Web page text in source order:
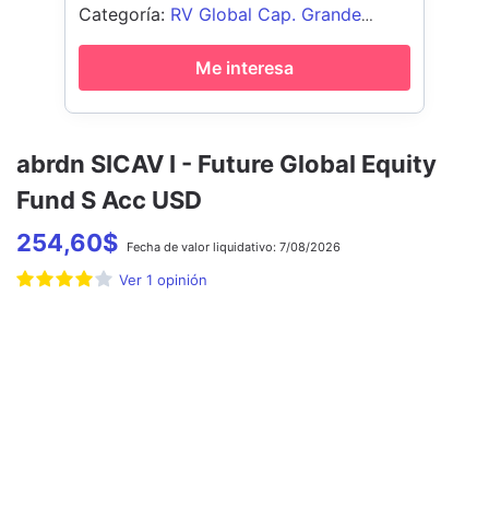
abrdn SICAV I - Future Global Equity
Fund S Acc USD
254,60$ Fecha de valor liquidativo: 7/08/2026
Ver 1 opinión
Luxembourg S.A.
Categoría: RV Global Cap. Grande
Growth
Me interesa